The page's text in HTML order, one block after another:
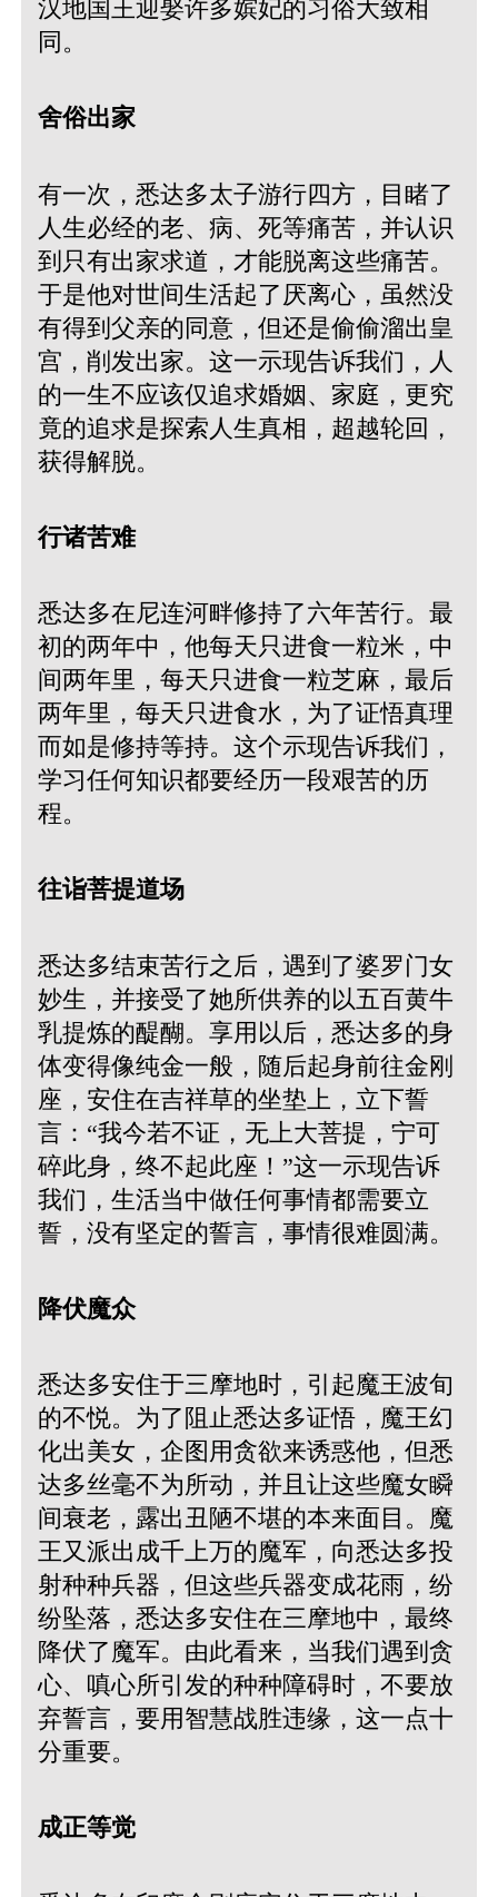
汉地国王迎娶许多嫔妃的习俗大致相
同。
舍俗出家
有一次，悉达多太子游行四方，目睹了
人生必经的老、病、死等痛苦，并认识
到只有出家求道，才能脱离这些痛苦。
于是他对世间生活起了厌离心，虽然没
有得到父亲的同意，但还是偷偷溜出皇
宫，削发出家。这一示现告诉我们，人
的一生不应该仅追求婚姻、家庭，更究
竟的追求是探索人生真相，超越轮回，
获得解脱。
行诸苦难
悉达多在尼连河畔修持了六年苦行。最
初的两年中，他每天只进食一粒米，中
间两年里，每天只进食一粒芝麻，最后
两年里，每天只进食水，为了证悟真理
而如是修持等持。这个示现告诉我们，
学习任何知识都要经历一段艰苦的历
程。
往诣菩提道场
悉达多结束苦行之后，遇到了婆罗门女
妙生，并接受了她所供养的以五百黄牛
乳提炼的醍醐。享用以后，悉达多的身
体变得像纯金一般，随后起身前往金刚
座，安住在吉祥草的坐垫上，立下誓
言：“我今若不证，无上大菩提，宁可
碎此身，终不起此座！”这一示现告诉
我们，生活当中做任何事情都需要立
誓，没有坚定的誓言，事情很难圆满。
降伏魔众
悉达多安住于三摩地时，引起魔王波旬
的不悦。为了阻止悉达多证悟，魔王幻
化出美女，企图用贪欲来诱惑他，但悉
达多丝毫不为所动，并且让这些魔女瞬
间衰老，露出丑陋不堪的本来面目。魔
王又派出成千上万的魔军，向悉达多投
射种种兵器，但这些兵器变成花雨，纷
纷坠落，悉达多安住在三摩地中，最终
降伏了魔军。由此看来，当我们遇到贪
心、嗔心所引发的种种障碍时，不要放
弃誓言，要用智慧战胜违缘，这一点十
分重要。
成正等觉